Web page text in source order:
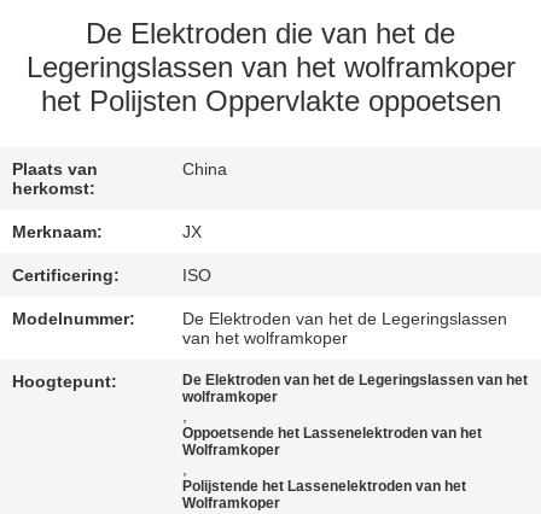
CONTACTEER
ONS
VERZOEK
OM
EEN
De Elektroden die van het de
Legeringslassen van het wolframkoper
het Polijsten Oppervlakte oppoetsen
Plaats van
herkomst:
China
Merknaam: JX
Certificering: ISO
Modelnummer:
De Elektroden van het de Legeringslassen
van het wolframkoper
Hoogtepunt:
De Elektroden van het de Legeringslassen van het
wolframkoper
,
Oppoetsende het Lassenelektroden van het
Wolframkoper
,
Polijstende het Lassenelektroden van het
Wolframkoper